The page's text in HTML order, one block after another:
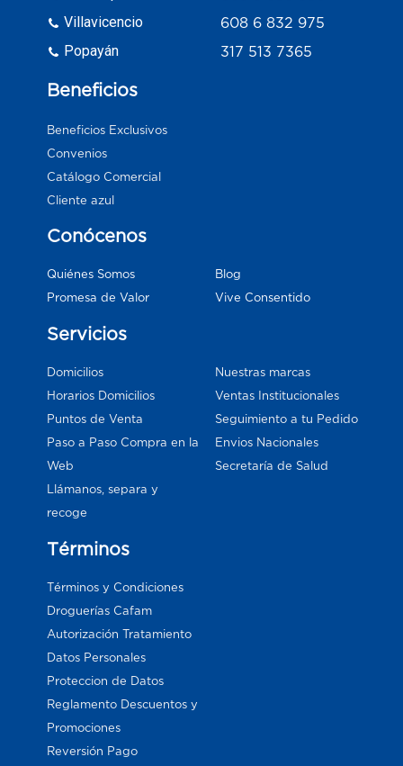
Villavicencio
Popayán
608 6 832 975
317 513 7365
Beneficios
Beneficios Exclusivos
Convenios
Catálogo Comercial
Cliente azul
Conócenos
Quiénes Somos
Promesa de Valor
Blog
Vive Consentido
Servicios
Domicilios
Horarios Domicilios
Puntos de Venta
Paso a Paso Compra en la
Web
Llámanos, separa y
recoge
Nuestras marcas
Ventas Institucionales
Seguimiento a tu Pedido
Envios Nacionales
Secretaría de Salud
Términos
Términos y Condiciones
Droguerías Cafam
Autorización Tratamiento
Datos Personales
Proteccion de Datos
Reglamento Descuentos y
Promociones
Reversión Pago